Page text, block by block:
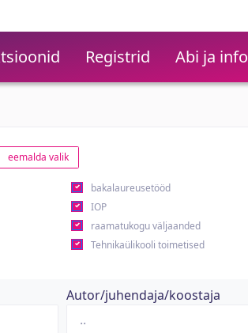
Registrid Abi ja info
eemalda valik
bakalaureusetööd
IOP
raamatukogu väljaanded
Tehnikaülikooli toimetised
Autor/juhendaja/koostaja